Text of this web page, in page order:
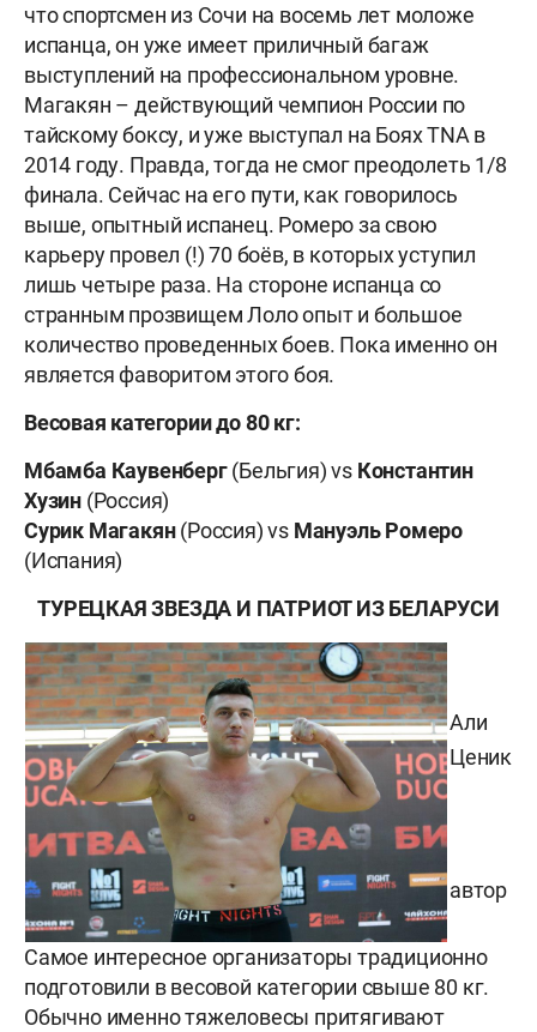
что спортсмен из Сочи на восемь лет моложе
испанца, он уже имеет приличный багаж
выступлений на профессиональном уровне.
Магакян – действующий чемпион России по
тайскому боксу, и уже выступал на Боях TNA в
2014 году. Правда, тогда не смог преодолеть 1/8
финала. Сейчас на его пути, как говорилось
выше, опытный испанец. Ромеро за свою
карьеру провел (!) 70 боёв, в которых уступил
лишь четыре раза. На стороне испанца со
странным прозвищем Лоло опыт и большое
количество проведенных боев. Пока именно он
является фаворитом этого боя.
Весовая категории до 80 кг:
Мбамба Каувенберг(Бельгия) vs Константин
Хузин (Россия)
Сурик Магакян(Россия) vs Мануэль Ромеро
(Испания)
ТУРЕЦКАЯ ЗВЕЗДА И ПАТРИОТ ИЗ БЕЛАРУСИ
Али
Ценик
автор
Самое интересное организаторы традиционно
подготовили в весовой категории свыше 80 кг.
Обычно именно тяжеловесы притягивают